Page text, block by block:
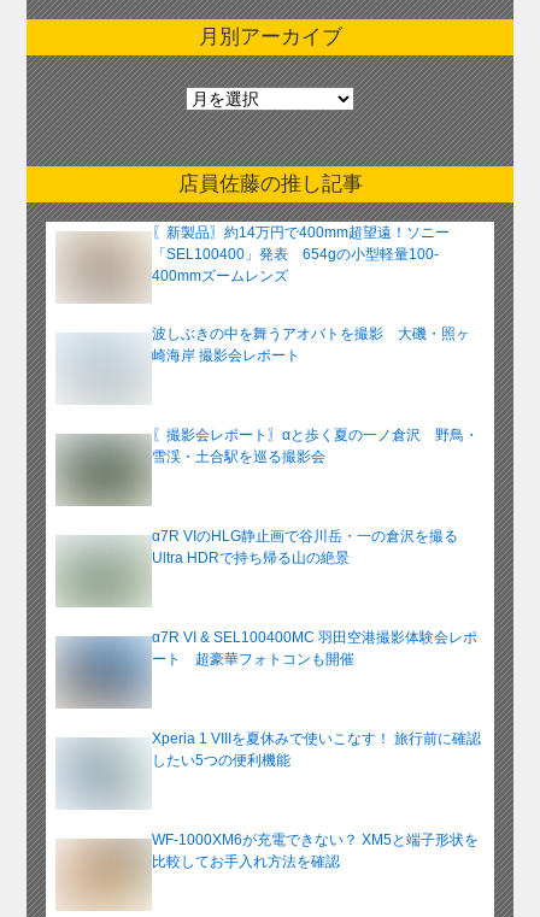
月別アーカイブ
月
別
ア
ー
カ
イ
ブ
店員佐藤の推し記事
〖新製品〗約14万円で400mm超望遠！ソニー
「SEL100400」発表 654gの小型軽量100-
400mmズームレンズ
波しぶきの中を舞うアオバトを撮影 大磯・照ヶ
崎海岸 撮影会レポート
〖撮影会レポート〗αと歩く夏の一ノ倉沢 野鳥・
雪渓・土合駅を巡る撮影会
α7R VIのHLG静止画で谷川岳・一の倉沢を撮る
Ultra HDRで持ち帰る山の絶景
α7R VI & SEL100400MC 羽田空港撮影体験会レポ
ート 超豪華フォトコンも開催
Xperia 1 VIIIを夏休みで使いこなす！ 旅行前に確認
したい5つの便利機能
WF-1000XM6が充電できない？ XM5と端子形状を
比較してお手入れ方法を確認